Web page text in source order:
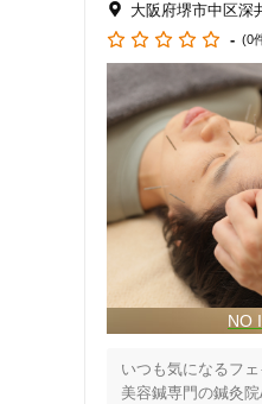
住所
通いやすさを追求
南海深井駅からの
お支払い方法につ
現金のほか、各種
も、お財布を気に
毎日を心地よく過
大阪府堺市中区深
- (0
いつも気になるフ
美容鍼専門の鍼灸